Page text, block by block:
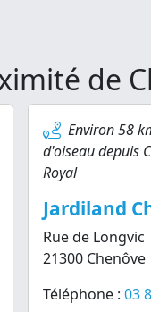
de
Environ 58
d'oiseau depuis
Royal
Jardiland
Rue de Longvic
21300 Chenôve
Téléphone : 03